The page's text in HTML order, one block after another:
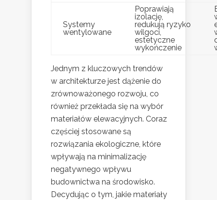
Systemy
wentylowane
Poprawiają
izolację,
redukują ryzyko
wilgoci,
estetyczne
wykończenie
Jednym z kluczowych trendów
w architekturze jest dążenie do
zrównoważonego rozwoju, co
również przekłada się na wybór
materiałów elewacyjnych. Coraz
częściej stosowane są
rozwiązania ekologiczne, które
wpływają na minimalizację
negatywnego wpływu
budownictwa na środowisko.
Decydując o tym, jakie materiały